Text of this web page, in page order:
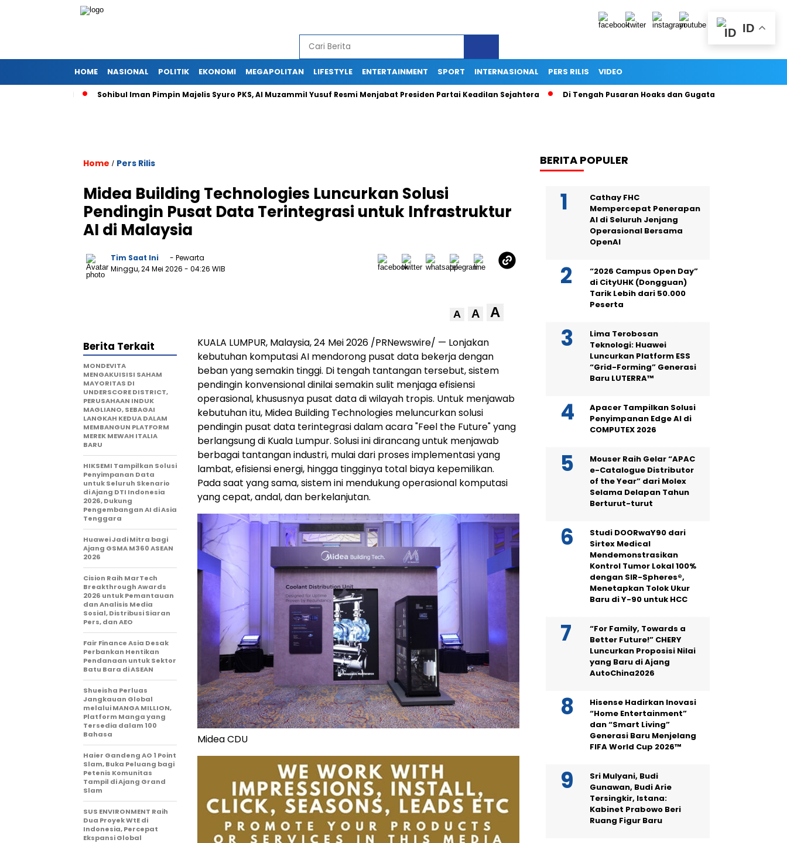
HOME NASIONAL POLITIK EKONOMI MEGAPOLITAN LIFESTYLE ENTERTAINMENT SPORT INTERNASIONAL PERS RILIS VIDEO
Sohibul Iman Pimpin Majelis Syuro PKS, Al Muzammil Yusuf Resmi Menjabat Presiden Partai Keadilan Sejahtera Di Tengah Pusaran Hoaks dan Gugatan Hukum, Secarik Ijazah
Home / Pers Rilis
Midea Building Technologies Luncurkan Solusi
Pendingin Pusat Data Terintegrasi untuk Infrastruktur
AI di Malaysia
Tim Saat Ini
- Pewarta
Minggu, 24 Mei 2026 - 04:26 WIB
A A A
KUALA LUMPUR, Malaysia, 24 Mei 2026 /PRNewswire/ — Lonjakan
kebutuhan komputasi AI mendorong pusat data bekerja dengan
beban yang semakin tinggi. Di tengah tantangan tersebut, sistem
pendingin konvensional dinilai semakin sulit menjaga efisiensi
operasional, khususnya pusat data di wilayah tropis. Untuk menjawab
kebutuhan itu, Midea Building Technologies meluncurkan solusi
pendingin pusat data terintegrasi dalam acara "Feel the Future" yang
berlangsung di Kuala Lumpur. Solusi ini dirancang untuk menjawab
berbagai tantangan industri, mulai dari proses implementasi yang
lambat, efisiensi energi, hingga tingginya total biaya kepemilikan.
Pada saat yang sama, sistem ini mendukung operasional komputasi
yang cepat, andal, dan berkelanjutan.
Midea CDU
Berita Terkait
MONDEVITA
MENGAKUISISI SAHAM
MAYORITAS DI
UNDERSCORE DISTRICT,
PERUSAHAAN INDUK
MAGLIANO, SEBAGAI
LANGKAH KEDUA DALAM
MEMBANGUN PLATFORM
MEREK MEWAH ITALIA
BARU
HIKSEMI Tampilkan Solusi
Penyimpanan Data
untuk Seluruh Skenario
di Ajang DTI Indonesia
2026, Dukung
Pengembangan AI di Asia
Tenggara
Huawei Jadi Mitra bagi
Ajang GSMA M360 ASEAN
2026
Cision Raih MarTech
Breakthrough Awards
2026 untuk Pemantauan
dan Analisis Media
Sosial, Distribusi Siaran
Pers, dan AEO
Fair Finance Asia Desak
Perbankan Hentikan
Pendanaan untuk Sektor
Batu Bara di ASEAN
Shueisha Perluas
Jangkauan Global
melalui MANGA MILLION,
Platform Manga yang
Tersedia dalam 100
Bahasa
Haier Gandeng AO 1 Point
Slam, Buka Peluang bagi
Petenis Komunitas
Tampil di Ajang Grand
Slam
SUS ENVIRONMENT Raih
Dua Proyek WtE di
Indonesia, Percepat
Ekspansi Global
BERITA POPULER
Cathay FHC
Mempercepat Penerapan
AI di Seluruh Jenjang
Operasional Bersama
OpenAI
“2026 Campus Open Day”
di CityUHK (Dongguan)
Tarik Lebih dari 50.000
Peserta
Lima Terobosan
Teknologi: Huawei
Luncurkan Platform ESS
“Grid-Forming” Generasi
Baru LUTERRA™
Apacer Tampilkan Solusi
Penyimpanan Edge AI di
COMPUTEX 2026
Mouser Raih Gelar “APAC
e-Catalogue Distributor
of the Year” dari Molex
Selama Delapan Tahun
Berturut-turut
Studi DOORwaY90 dari
Sirtex Medical
Mendemonstrasikan
Kontrol Tumor Lokal 100%
dengan SIR-Spheres®,
Menetapkan Tolok Ukur
Baru di Y-90 untuk HCC
“For Family, Towards a
Better Future!” CHERY
Luncurkan Proposisi Nilai
yang Baru di Ajang
AutoChina2026
Hisense Hadirkan Inovasi
“Home Entertainment”
dan “Smart Living”
Generasi Baru Menjelang
FIFA World Cup 2026™
Sri Mulyani, Budi
Gunawan, Budi Arie
Tersingkir, Istana:
Kabinet Prabowo Beri
Ruang Figur Baru
ID